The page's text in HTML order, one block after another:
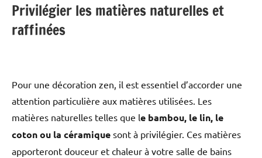
Privilégier les matières naturelles et
raffinées
Pour une décoration zen, il est essentiel d’accorder une
attention particulière aux matières utilisées. Les
matières naturelles telles que le bambou, le lin, le
coton ou la céramique sont à privilégier. Ces matières
apporteront douceur et chaleur à votre salle de bains